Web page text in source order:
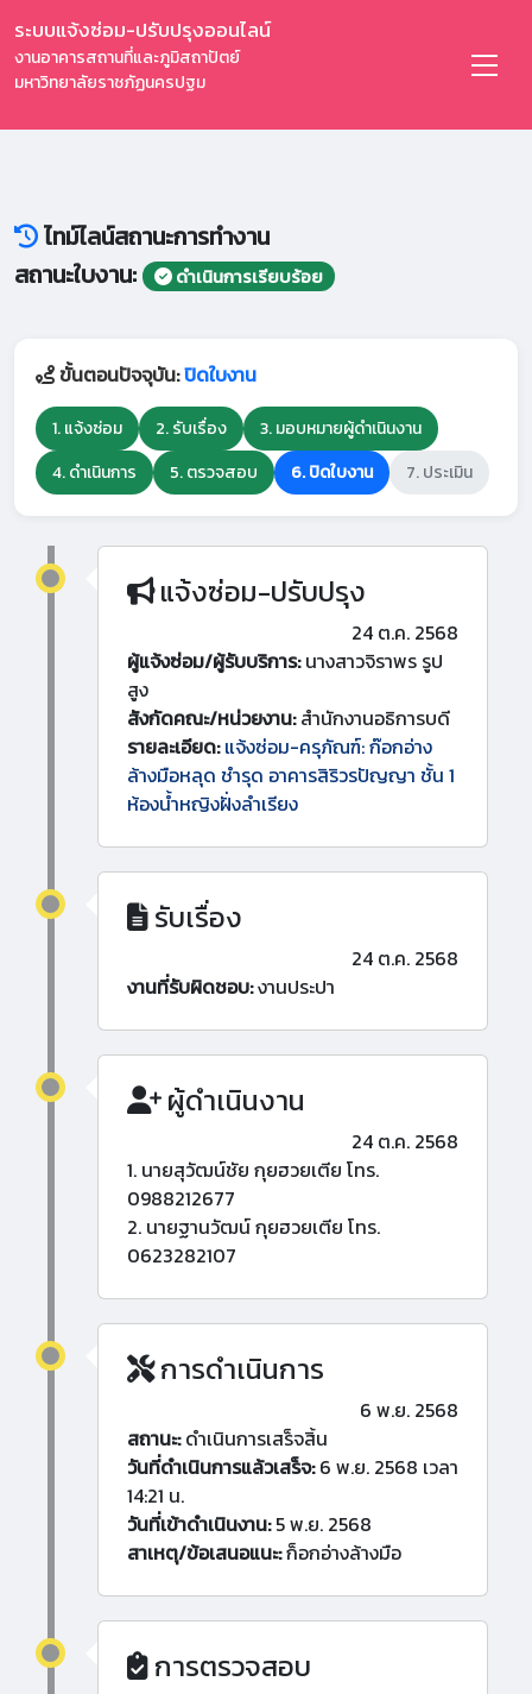
ระบบแจ้งซ่อม-ปรับปรุงออนไลน์
งานอาคารสถานที่และภูมิสถาปัตย์
มหาวิทยาลัยราชภัฏนครปฐม
ไทม์ไลน์สถานะการทำงาน
สถานะใบงาน:
ดำเนินการเรียบร้อย
ขั้นตอนปัจจุบัน:ปิดใบงาน
1. แจ้งซ่อม 2. รับเรื่อง
3. มอบหมายผู้ดำเนินงาน
4. ดำเนินการ
5. ตรวจสอบ 6. ปิดใบงาน 7. ประเมิน
แจ้งซ่อม-ปรับปรุง
24 ต.ค. 2568
ผู้แจ้งซ่อม/ผู้รับบริการ:นางสาวจิราพร รูป
สูง
สังกัดคณะ/หน่วยงาน:สำนักงานอธิการบดี
รายละเอียด: แจ้งซ่อม-ครุภัณฑ์: ก๊อกอ่าง
ล้างมือหลุด ชำรุด อาคารสิริวรปัญญา ชั้น 1
ห้องน้ำหญิงฝั่งลำเรียง
รับเรื่อง
24 ต.ค. 2568
งานที่รับผิดชอบ:งานประปา
ผู้ดำเนินงาน
24 ต.ค. 2568
1. นายสุวัฒน์ชัย กุยฮวยเตีย โทร.
0988212677
2. นายฐานวัฒน์ กุยฮวยเตีย โทร.
0623282107
การดำเนินการ
6 พ.ย. 2568
สถานะ:ดำเนินการเสร็จสิ้น
วันที่ดำเนินการแล้วเสร็จ:6 พ.ย. 2568 เวลา
14:21 น.
วันที่เข้าดำเนินงาน:5 พ.ย. 2568
สาเหตุ/ข้อเสนอแนะ:ก็อกอ่างล้างมือ
การตรวจสอบ